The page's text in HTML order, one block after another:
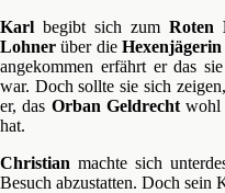
Karl begibt sich zum Roten
Lohner über die Hexenjägerin
angekommen erfährt er das
war. Doch sollte sie sich
er, das Orban Geldrechtwohl
hat.
Christian machte sich
Besuch abzustatten. Doch sein